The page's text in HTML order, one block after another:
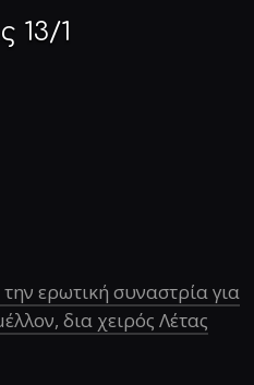
13/1
ερωτική συναστρία για
δια χειρός Λέτας